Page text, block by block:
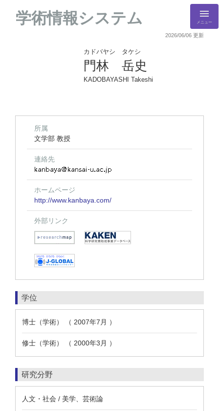
学術情報システム メニュー
2026/06/06 更新
カドバヤシ タケシ
門林 岳史
KADOBAYASHI Takeshi
所属
文学部 教授
連絡先
ホームページ
http://www.kanbaya.com/
外部リンク
学位
博士（学術） （ 2007年7月 ）
修士（学術） （ 2000年3月 ）
研究分野
人文・社会 / 美学、芸術論